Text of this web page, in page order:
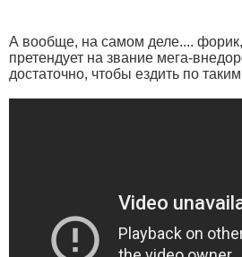
А вообще, на самом деле....
претендует на звание мега-
достаточно, чтобы ездить по